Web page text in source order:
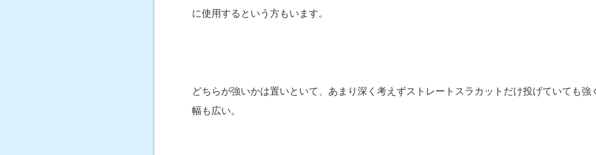
に使用するという方もいます。
どちらが強いかは置いといて、あまり深く考えずストレートスラカットだけ投げていても
幅も広い。